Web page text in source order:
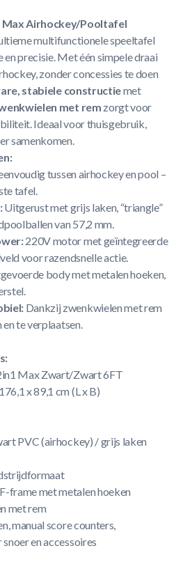
Max Airhockey/Pooltafel
multifunctionele speeltafel
precisie. Met één simpele draai
zonder concessies te doen
stabiele constructiemet
met rem zorgt voor
Ideaal voor thuisgebruik,
samenkomen.
tussen airhockey en pool –
tafel.
Uitgerust met grijs laken, “triangle”
van 57,2 mm.
220V motor met geïntegreerde
voor razendsnelle actie.
body met metalen hoeken,
Dankzij zwenkwielen met rem
te verplaatsen.
Max Zwart/Zwart 6FT
x 89,1 cm (L x B)
PVC (airhockey) / grijs laken
frame met metalen hoeken
met rem
manual score counters,
en accessoires